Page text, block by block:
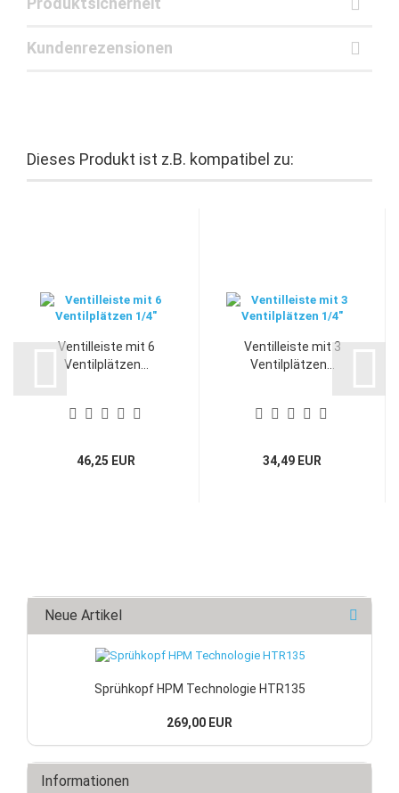
Kundenrezensionen
Dieses Produkt ist z.B. kompatibel zu:
Ventilleiste mit 6
Ventilplätzen...
46,25 EUR
Ventilleiste mit 3
Ventilplätzen...
34,49 EUR
Neue Artikel
Sprühkopf HPM Technologie HTR135
269,00 EUR
Informationen